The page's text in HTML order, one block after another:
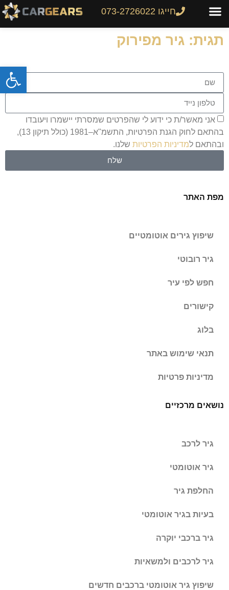
חייגו 073-2726022
תגית: גיר מפירוק
אני מאשר/ת כי ידוע לי שהפרטים שמסרתי יישמרו ויעובדו
בהתאם לחוק הגנת הפרטיות, התשמ"א–1981 (כולל תיקון 13),
ובהתאם למדיניות הפרטיות שלנו.
שלח
מפת האתר
שיפוץ גירים אוטומטיים
גיר רובוטי
חפש לפי עיר
קישורים
בלוג
תנאי שימוש באתר
מדיניות פרטיות
נושאים מרכזיים
גיר לרכב
גיר אוטומטי
החלפת גיר
בעיות בגיר אוטומטי
גיר ברכבי יוקרה
גיר לרכבים ולמשאיות
שיפוץ גיר אוטומטי ברכבים חדשים